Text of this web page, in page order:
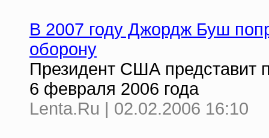
В 2007 году Джордж Буш
оборону
Президент США представит
6 февраля 2006 года
Lenta.Ru | 02.02.2006 16:10